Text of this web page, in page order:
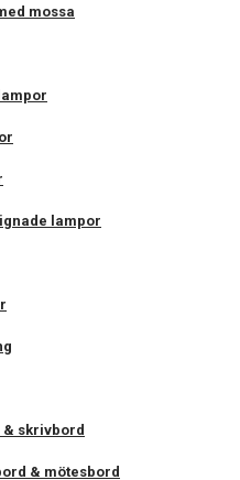
mossa
lampor
skrivbord
& mötesbord